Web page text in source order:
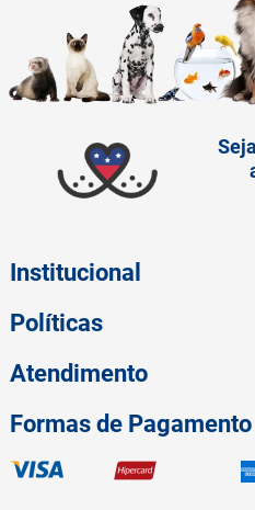
Institucional
Políticas
Atendimento
Formas de Pagamento